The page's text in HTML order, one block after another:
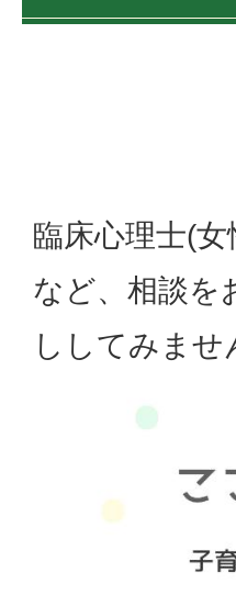
臨床心理士(
など、相談を
ししてみませ